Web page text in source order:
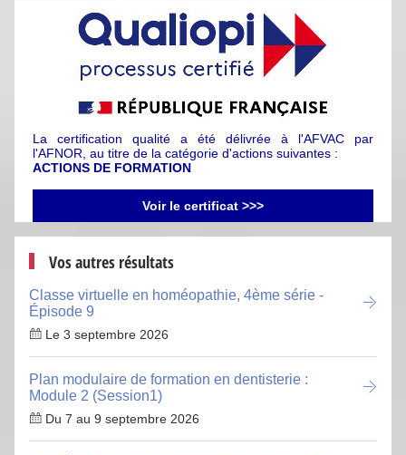
La certification qualité a été délivrée à l'AFVAC par
l'AFNOR, au titre de la catégorie d'actions suivantes :
ACTIONS DE FORMATION
Voir le certificat >>>
Vos autres résultats
Classe virtuelle en homéopathie, 4ème série -
Épisode 9
Le 3 septembre 2026
Plan modulaire de formation en dentisterie :
Module 2 (Session1)
Du 7 au 9 septembre 2026